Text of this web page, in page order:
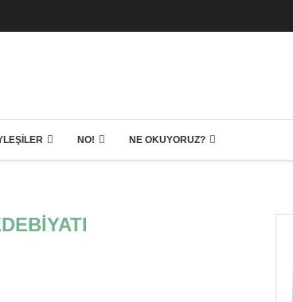
NO! NE OKUYORUZ?